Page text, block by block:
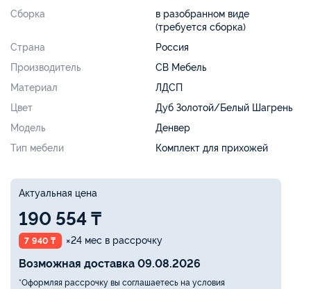
Сборка
в разобранном виде
(требуется сборка)
Страна
Россия
Производитель
СВ Мебель
Материал
ЛДСП
Цвет
Дуб Золотой/Белый Шагрень
Модель
Денвер
Тип мебели
Комплект для прихожей
Актуальная цена
190 554 ₸
7 940 ₸ ×24 мес в рассрочку
Возможная доставка 09.08.2026
*Оформляя рассрочку вы соглашаетесь на условия